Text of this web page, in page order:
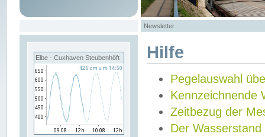
Newsletter
Elbe - Cuxhaven Steubenhöft Hilfe
Pegelauswahl
Kennzeichnende
Zeitbezug der
Der Wasserstand